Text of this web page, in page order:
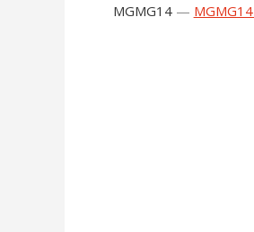
MGMG14 — MGMG14